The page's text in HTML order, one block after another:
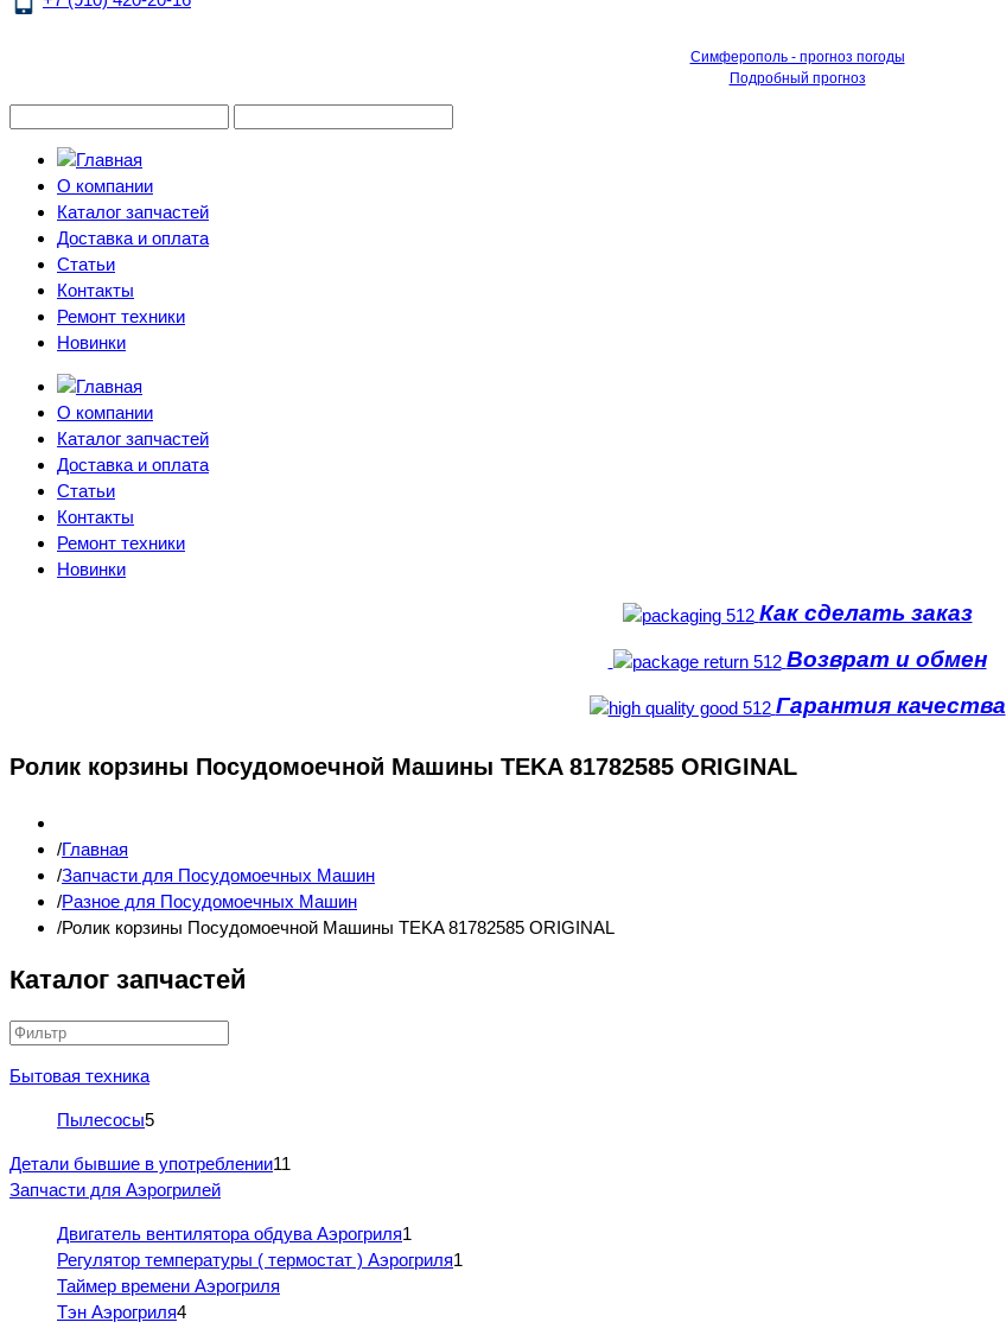
Симферополь - прогноз погоды
Подробный прогноз
О компании
Каталог запчастей
Доставка и оплата
Статьи
Контакты
Ремонт техники
Новинки
О компании
Каталог запчастей
Доставка и оплата
Статьи
Контакты
Ремонт техники
Новинки
Как сделать заказ
Возврат и обмен
Гарантия качества
Ролик корзины Посудомоечной Машины TEKA 81782585 ORIGINAL
Главная
Запчасти для Посудомоечных Машин
Разное для Посудомоечных Машин
Ролик корзины Посудомоечной Машины TEKA 81782585 ORIGINAL
Каталог запчастей
Бытовая техника
Пылесосы5
Детали бывшие в употреблении11
Запчасти для Аэрогрилей
Двигатель вентилятора обдува Аэрогриля1
Регулятор температуры ( термостат ) Аэрогриля1
Таймер времени Аэрогриля
Тэн Аэрогриля4